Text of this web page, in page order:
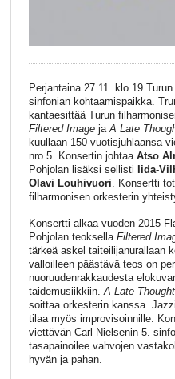
Perjantaina 27.11. klo 19
sinfonian kohtaamispaikka.
kantaesittää Turun
Filtered ImagejaA Late
kuullaan 150-vuotisjuhlaansa
nro 5. Konsertin johtaaAtso
Pohjolan lisäksi sellisti Iida-
Olavi Louhivuori . Konsertti
filharmonisen orkesterin
Konsertti alkaa vuoden 2015
Pohjolan teoksella Filtered
tärkeä askel taiteilijanurallaan
valloilleen päästävä teos on
nuoruudenrakkaudesta
taidemusiikkiin. A Late Thought
soittaa orkesterin kanssa.
tilaa myös improvisoinnille.
viettävän Carl Nielsenin 5.
tasapainoilee vahvojen
hyvän ja pahan.